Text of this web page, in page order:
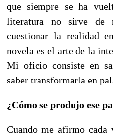
que siempre se ha
literatura no sirve de
cuestionar la realidad
novela es el arte de la
Mi oficio consiste en
saber transformarla en
¿Cómo se produjo ese
Cuando me afirmo cada